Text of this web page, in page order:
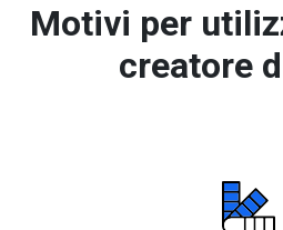
Motivi per
creatore